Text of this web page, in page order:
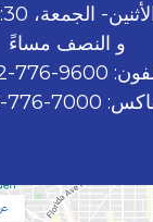
و النصف مساءً
9600-776-202
7000-776-202